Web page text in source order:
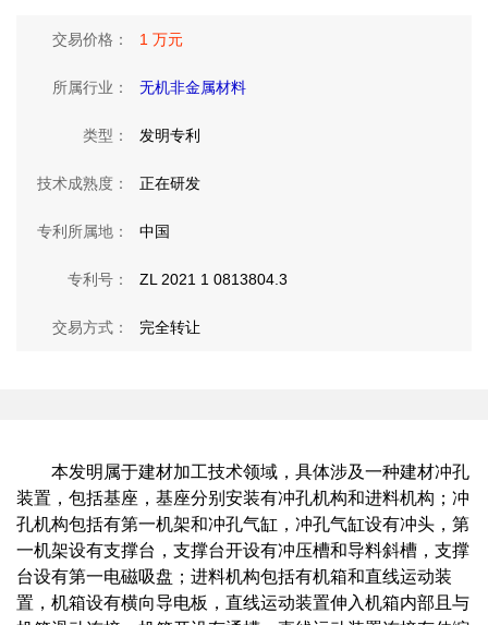
交易价格： 1 万元
所属行业： 无机非金属材料
类型： 发明专利
技术成熟度： 正在研发
专利所属地： 中国
专利号： ZL 2021 1 0813804.3
交易方式： 完全转让
本发明 属于建材加工技术领域，具体涉及一种建材冲孔
装置， 包括基座 ， 基座分别安装有冲孔机构和进料机构；冲
孔机构包括有第一机架和冲孔气缸，冲孔气缸设有冲头，第
一机架设有支撑台，支撑台开设有冲压槽和导料斜槽，支撑
台设有第一电磁吸盘；进料机构包括有机箱和直线运动装
置，机箱设有横向导电板，直线运动装置伸入机箱内部且与